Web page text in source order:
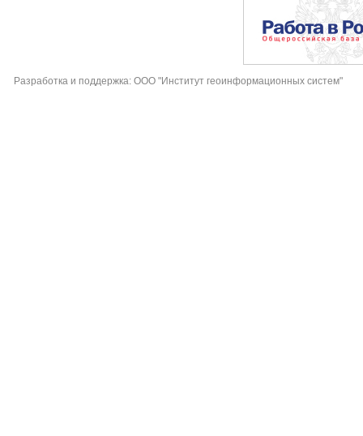
Разработка и поддержка: ООО "Институт геоинформационных систем"